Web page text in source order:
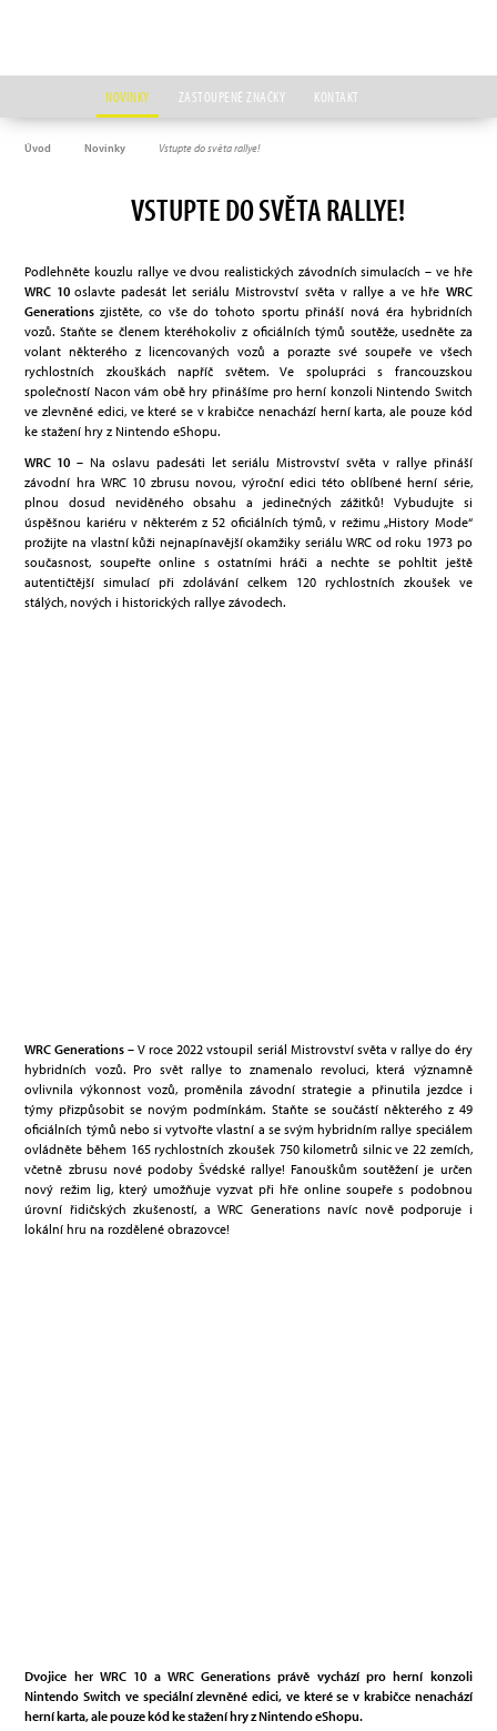
NOVINKY ZASTOUPENÉ ZNAČKY KONTAKT
Úvod Novinky Vstupte do světa rallye!
VSTUPTE DO SVĚTA RALLYE!
Podlehněte kouzlu rallye ve dvou realistických závodních simulacích – ve hře
WRC 10 oslavte padesát let seriálu Mistrovství světa v rallye a ve hře WRC
Generationszjistěte, co vše do tohoto sportu přináší nová éra hybridních
vozů. Staňte se členem kteréhokoliv z oficiálních týmů soutěže, usedněte za
volant některého z licencovaných vozů a porazte své soupeře ve všech
rychlostních zkouškách napříč světem. Ve spolupráci s francouzskou
společností Nacon vám obě hry přinášíme pro herní konzoli Nintendo Switch
ve zlevněné edici, ve které se v krabičce nenachází herní karta, ale pouze kód
ke stažení hry z Nintendo eShopu.
WRC 10 – Na oslavu padesáti let seriálu Mistrovství světa v rallye přináší
závodní hra WRC 10 zbrusu novou, výroční edici této oblíbené herní série,
plnou dosud neviděného obsahu a jedinečných zážitků! Vybudujte si
úspěšnou kariéru v některém z 52 oficiálních týmů, v režimu „History Mode“
prožijte na vlastní kůži nejnapínavější okamžiky seriálu WRC od roku 1973 po
současnost, soupeřte online s ostatními hráči a nechte se pohltit ještě
autentičtější simulací při zdolávání celkem 120 rychlostních zkoušek ve
stálých, nových i historických rallye závodech.
WRC Generations– V roce 2022 vstoupil seriál Mistrovství světa v rallye do éry
hybridních vozů. Pro svět rallye to znamenalo revoluci, která významně
ovlivnila výkonnost vozů, proměnila závodní strategie a přinutila jezdce i
týmy přizpůsobit se novým podmínkám. Staňte se součástí některého z 49
oficiálních týmů nebo si vytvořte vlastní a se svým hybridním rallye speciálem
ovládněte během 165 rychlostních zkoušek 750 kilometrů silnic ve 22 zemích,
včetně zbrusu nové podoby Švédské rallye! Fanouškům soutěžení je určen
nový režim lig, který umožňuje vyzvat při hře online soupeře s podobnou
úrovní řidičských zkušeností, a WRC Generations navíc nově podporuje i
lokální hru na rozdělené obrazovce!
Dvojice her WRC 10 a WRC Generations právě vychází pro herní konzoli
Nintendo Switch ve speciální zlevněné edici, ve které se v krabičce nenachází
herní karta, ale pouze kód ke stažení hry z Nintendo eShopu.